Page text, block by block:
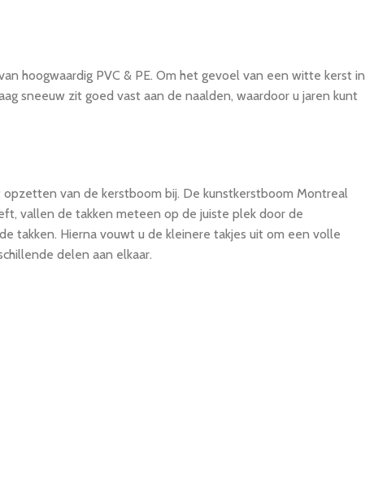
hoogwaardig PVC & PE. Om het gevoel van een witte kerst in
sneeuw zit goed vast aan de naalden, waardoor u jaren kunt
van de kerstboom bij. De kunstkerstboom Montreal
vallen de takken meteen op de juiste plek door de
takken. Hierna vouwt u de kleinere takjes uit om een volle
delen aan elkaar.